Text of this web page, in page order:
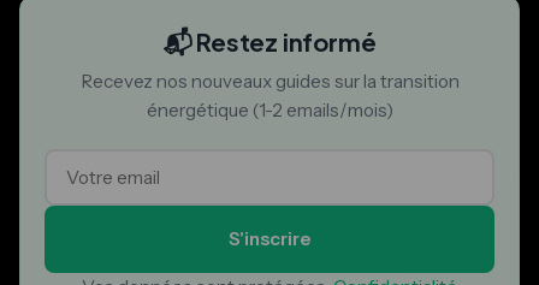
📬 Restez informé
Recevez nos nouveaux guides sur la transition
énergétique (1-2 emails/mois)
S'inscrire